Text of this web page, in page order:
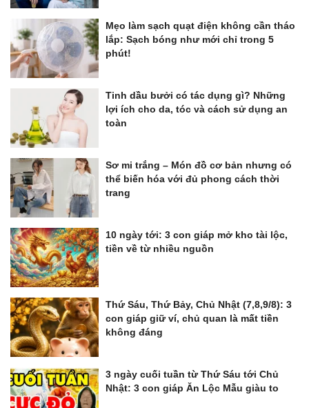
Mẹo làm sạch quạt điện không cần tháo
lắp: Sạch bóng như mới chỉ trong 5
phút!
Tinh dầu bưởi có tác dụng gì? Những
lợi ích cho da, tóc và cách sử dụng an
toàn
Sơ mi trắng – Món đồ cơ bản nhưng có
thể biến hóa với đủ phong cách thời
trang
10 ngày tới: 3 con giáp mở kho tài lộc,
tiền về từ nhiều nguồn
Thứ Sáu, Thứ Bảy, Chủ Nhật (7,8,9/8): 3
con giáp giữ ví, chủ quan là mất tiền
không đáng
3 ngày cuối tuần từ Thứ Sáu tới Chủ
Nhật: 3 con giáp Ăn Lộc Mẫu giàu to